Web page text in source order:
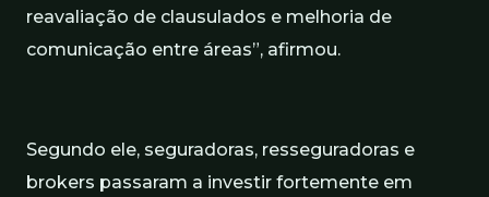
reavaliação de clausulados e melhoria de
comunicação entre áreas”, afirmou.
Segundo ele, seguradoras, resseguradoras e
brokers passaram a investir fortemente em